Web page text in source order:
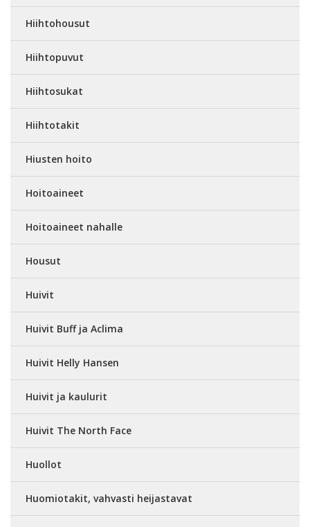
Hiihtohousut
Hiihtopuvut
Hiihtosukat
Hiihtotakit
Hiusten hoito
Hoitoaineet
Hoitoaineet nahalle
Housut
Huivit
Huivit Buff ja Aclima
Huivit Helly Hansen
Huivit ja kaulurit
Huivit The North Face
Huollot
Huomiotakit, vahvasti heijastavat